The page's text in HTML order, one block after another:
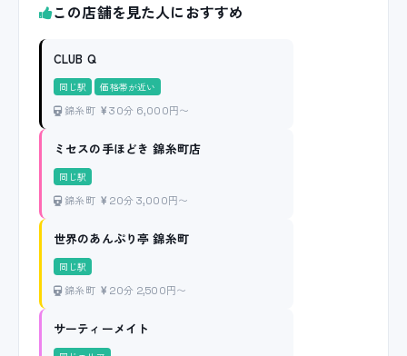
この店舗を見た人におすすめ
CLUB Q
同じ駅 価格帯が近い
錦糸町 30分 6,000円〜
ミセスの手ほどき 錦糸町店
同じ駅
錦糸町 20分 3,000円〜
世界のあんぷり亭 錦糸町
同じ駅
錦糸町 20分 2,500円〜
サーティーメイト